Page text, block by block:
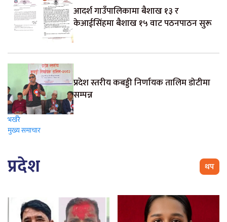
आदर्श गाउँपालिकामा बैशाख १३ र
केआईसिंहमा बैशाख १५ वाट पठनपाठन सुरू
प्रदेश स्तरीय कबड्डी निर्णायक तालिम डोटीमा
सम्पन्न
भर्खरै
मुख्य समाचार
प्रदेश थप